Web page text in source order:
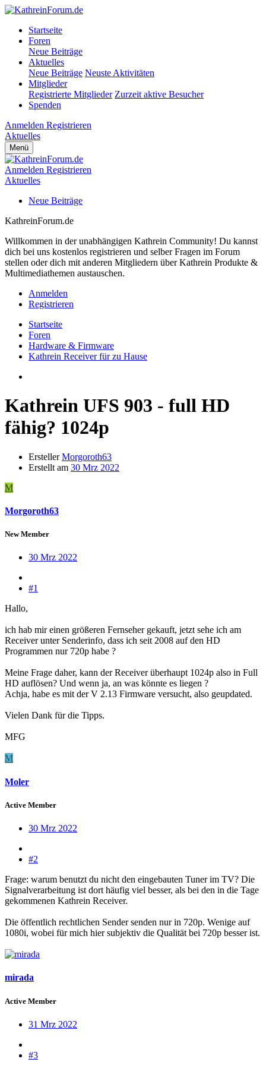
Startseite
Foren
Neue Beiträge
Aktuelles
Neue Beiträge Neuste Aktivitäten
Mitglieder
Registrierte Mitglieder Zurzeit aktive Besucher
Spenden
Anmelden Registrieren
Aktuelles
Menü
Anmelden Registrieren
Aktuelles
Neue Beiträge
KathreinForum.de
Willkommen in der unabhängigen Kathrein Community! Du kannst
dich bei uns kostenlos registrieren und selber Fragen im Forum
stellen oder dich mit anderen Mitgliedern über Kathrein Produkte &
Multimediathemen austauschen.
Anmelden
Registrieren
Startseite
Foren
Hardware & Firmware
Kathrein Receiver für zu Hause
Kathrein UFS 903 - full HD
fähig? 1024p
Ersteller Morgoroth63
Erstellt am 30 Mrz 2022
M
Morgoroth63
New Member
30 Mrz 2022
#1
Hallo,
ich hab mir einen größeren Fernseher gekauft, jetzt sehe ich am
Receiver unter Senderinfo, dass ich seit 2008 auf den HD
Programmen nur 720p habe ?
Meine Frage daher, kann der Receiver überhaupt 1024p also in Full
HD auflösen? Und wenn ja, an was könnte es liegen ?
Achja, habe es mit der V 2.13 Firmware versucht, also geupdated.
Vielen Dank für die Tipps.
MFG
M
Moler
Active Member
30 Mrz 2022
#2
Frage: warum benutzt du nicht den eingebauten Tuner im TV? Die
Signalverarbeitung ist dort häufig viel besser, als bei den in die Tage
gekommenen Kathrein Receiver.
Die öffentlich rechtlichen Sender senden nur in 720p. Wenige auf
1080i, wobei für mich hier subjektiv die Qualität bei 720p besser ist.
mirada
Active Member
31 Mrz 2022
#3